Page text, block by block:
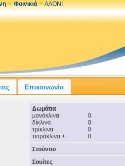
Φοινικιά ΑΛΟΝΙ
Επικοινωνία
Δωμάτια
μονόκλινα
0
δίκλινα
0
τρίκλινα
0
τετράκλινα +
0
Στούντιο
Σουίτες